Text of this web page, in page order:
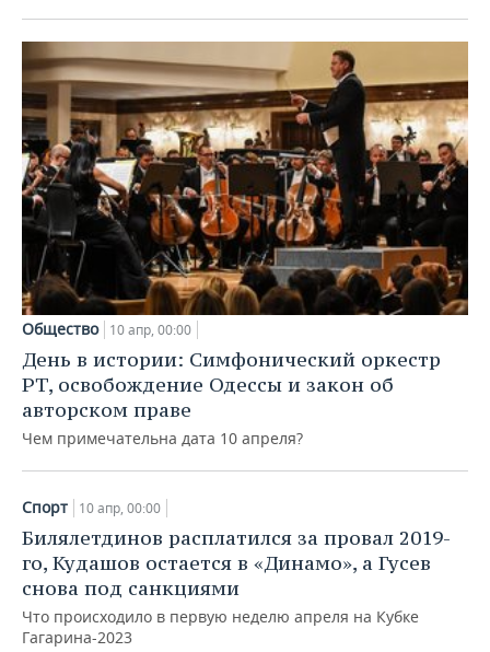
Общество 10 апр, 00:00
День в истории: Симфонический оркестр
РТ, освобождение Одессы и закон об
авторском праве
Чем примечательна дата 10 апреля?
Спорт 10 апр, 00:00
Билялетдинов расплатился за провал 2019-
го, Кудашов остается в «Динамо», а Гусев
снова под санкциями
Что происходило в первую неделю апреля на Кубке
Гагарина-2023